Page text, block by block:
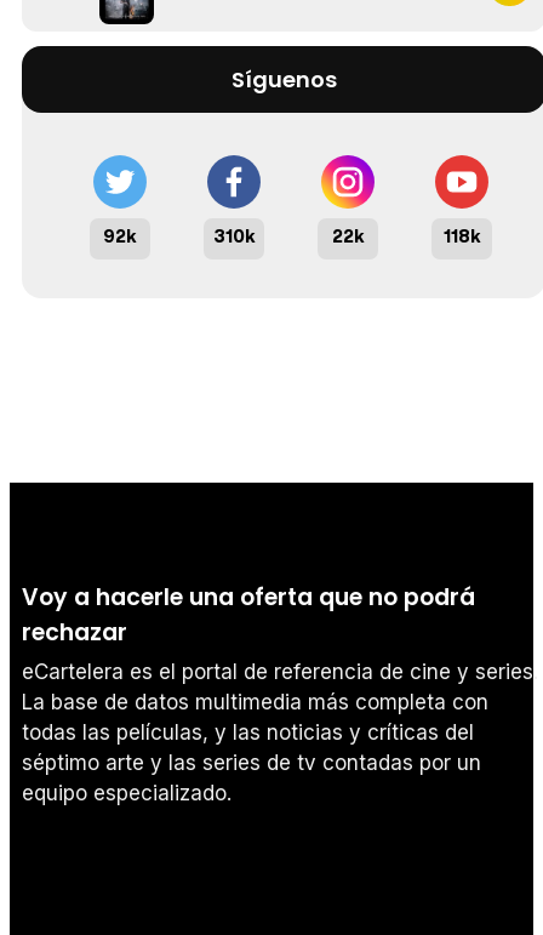
Síguenos
92k 310k 22k 118k
Voy a hacerle una oferta que no podrá
rechazar
eCartelera es el portal de referencia de cine y series.
La base de datos multimedia más completa con
todas las películas, y las noticias y críticas del
séptimo arte y las series de tv contadas por un
equipo especializado.